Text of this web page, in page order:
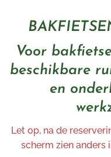
Voor
beschikbare
en
Let op, na de
scherm zien anders